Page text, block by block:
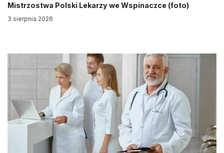
Mistrzostwa Polski Lekarzy we Wspinaczce (foto)
3 sierpnia 2026